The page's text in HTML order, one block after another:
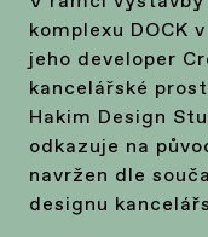
komplexu DOCK
jeho developer
kancelářské
Hakim Design
odkazuje na
navržen dle
designu